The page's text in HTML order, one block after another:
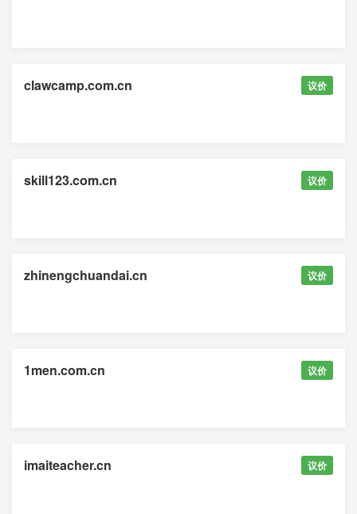
clawcamp.com.cn 议价
skill123.com.cn 议价
zhinengchuandai.cn 议价
1men.com.cn 议价
imaiteacher.cn 议价